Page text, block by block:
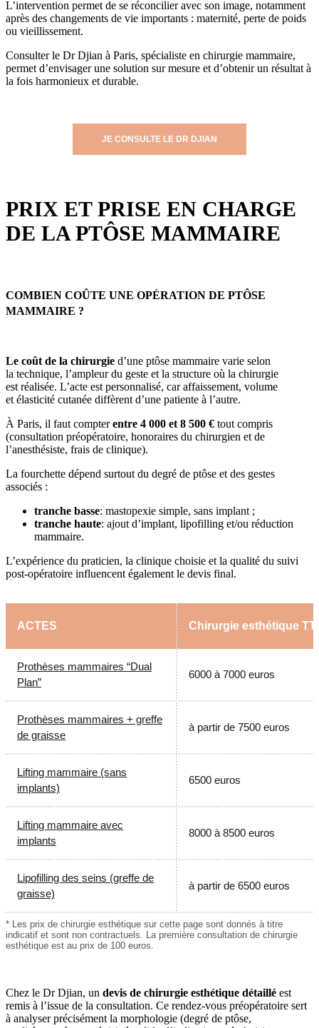
L’intervention permet de se réconcilier avec son image, notamment
après des changements de vie importants : maternité, perte de poids
ou vieillissement.
Consulter le Dr Djian à Paris, spécialiste en chirurgie mammaire,
permet d’envisager une solution sur mesure et d’obtenir un résultat à
la fois harmonieux et durable.
JE CONSULTE LE DR DJIAN
PRIX ET PRISE EN CHARGE
DE LA PTÔSE MAMMAIRE
COMBIEN COÛTE UNE OPÉRATION DE PTÔSE
MAMMAIRE ?
Le coût de la chirurgie d’une ptôse mammaire varie selon
la technique, l’ampleur du geste et la structure où la chirurgie
est réalisée. L’acte est personnalisé, car affaissement, volume
et élasticité cutanée diffèrent d’une patiente à l’autre.
À Paris, il faut compterentre 4 000 et 8 500 € tout compris
(consultation préopératoire, honoraires du chirurgien et de
l’anesthésiste, frais de clinique).
La fourchette dépend surtout du degré de ptôse et des gestes
associés :
tranche basse: mastopexie simple, sans implant ;
tranche haute: ajout d’implant, lipofilling et/ou réduction
mammaire.
L’expérience du praticien, la clinique choisie et la qualité du suivi
post-opératoire influencent également le devis final.
ACTES Chirurgie esthétique
Prothèses mammaires “Dual
Plan”
6000 à 7000 euros
Prothèses mammaires + greffe
de graisse
à partir de 7500 euros
Lifting mammaire (sans
implants)
6500 euros
Lifting mammaire avec
implants
8000 à 8500 euros
Lipofilling des seins (greffe de
graisse)
à partir de 6500 euros
* Les prix de chirurgie esthétique sur cette page sont donnés à titre
indicatif et sont non contractuels. La première consultation de chirurgie
esthétique est au prix de 100 euros.
Chez le Dr Djian, un devis de chirurgie esthétique détaillé est
remis à l’issue de la consultation. Ce rendez-vous préopératoire sert
à analyser précisément la morphologie (degré de ptôse,